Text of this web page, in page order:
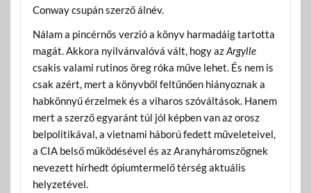
Conway csupán szerző álnév.
Nálam a pincérnős verzió a könyv harmadáig tartotta
magát. Akkora nyilvánvalóvá vált, hogy azArgylle
csakis valami rutinos öreg róka műve lehet. És nem is
csak azért, mert a könyvből feltűnően hiányoznak a
habkönnyű érzelmek és a viharos szóváltások. Hanem
mert a szerző egyaránt túl jól képben van az orosz
belpolitikával, a vietnami háború fedett műveleteivel,
a CIA belső működésével és az Aranyháromszögnek
nevezett hírhedt ópiumtermelő térség aktuális
helyzetével.